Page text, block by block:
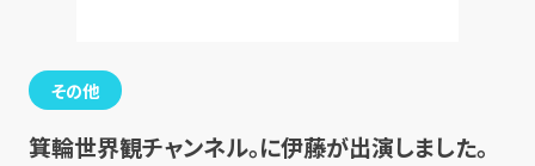
その他
箕輪世界観チャンネル。に伊藤が出演しました。